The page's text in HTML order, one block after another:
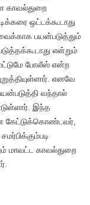
காவல்துறை
ஒட்டக்கூடாது
பயன்படுத்தும்
என்றும்
போலீஸ் என்ற
எனவே
வந்தால்
இந்த
கேட்டுக்கொண்டவர்,
மாவட்ட காவல்துறை